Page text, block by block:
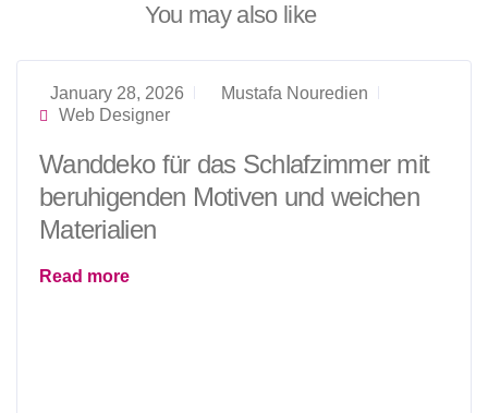
You may also like
January 28, 2026
Mustafa Nouredien
Web Designer
Wanddeko für das Schlafzimmer mit
beruhigenden Motiven und weichen
Materialien
Read more